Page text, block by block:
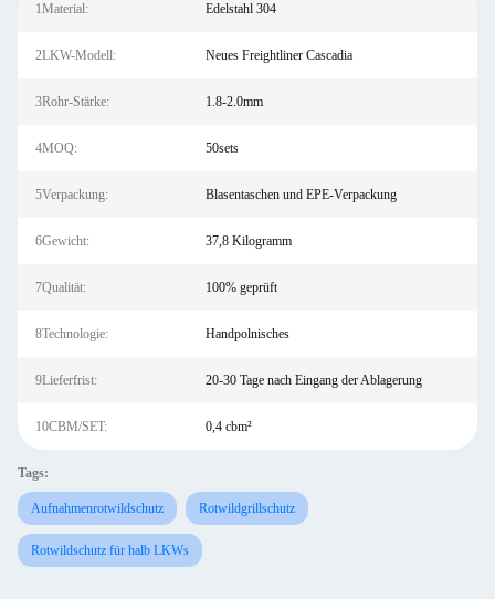
1Material: Edelstahl 304
2LKW-Modell: Neues Freightliner Cascadia
3Rohr-Stärke: 1.8-2.0mm
4MOQ: 50sets
5Verpackung: Blasentaschen und EPE-Verpackung
6Gewicht: 37,8 Kilogramm
7Qualität: 100% geprüft
8Technologie: Handpolnisches
9Lieferfrist: 20-30 Tage nach Eingang der Ablagerung
10CBM/SET: 0,4 cbm²
Tags:
Aufnahmenrotwildschutz Rotwildgrillschutz
Rotwildschutz für halb LKWs